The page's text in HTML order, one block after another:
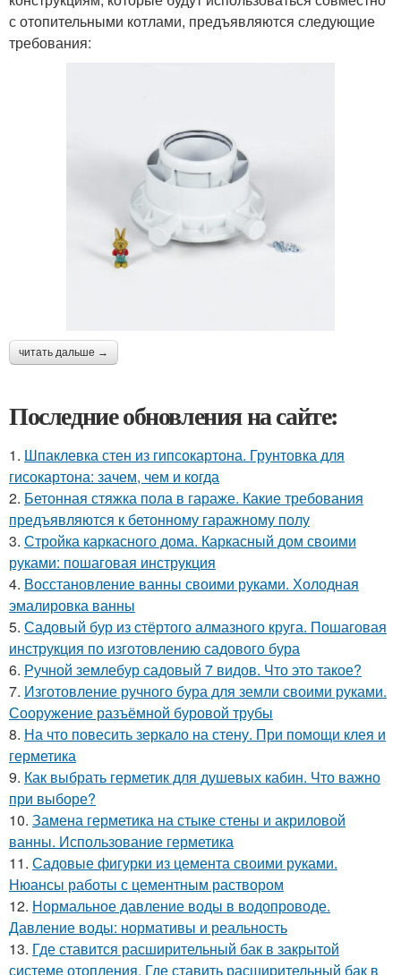
с отопительными котлами, предъявляются следующие
требования:
читать дальше →
Последние обновления на сайте:
1. Шпаклевка стен из гипсокартона. Грунтовка для
гисокартона: зачем, чем и когда
2. Бетонная стяжка пола в гараже. Какие требования
предъявляются к бетонному гаражному полу
3. Стройка каркасного дома. Каркасный дом своими
руками: пошаговая инструкция
4. Восстановление ванны своими руками. Холодная
эмалировка ванны
5. Садовый бур из стёртого алмазного круга. Пошаговая
инструкция по изготовлению садового бура
6. Ручной землебур садовый 7 видов. Что это такое?
7. Изготовление ручного бура для земли своими руками.
Сооружение разъёмной буровой трубы
8. На что повесить зеркало на стену. При помощи клея и
герметика
9. Как выбрать герметик для душевых кабин. Что важно
при выборе?
10. Замена герметика на стыке стены и акриловой
ванны. Использование герметика
11. Садовые фигурки из цемента своими руками.
Нюансы работы с цементным раствором
12. Нормальное давление воды в водопроводе.
Давление воды: нормативы и реальность
13. Где ставится расширительный бак в закрытой
системе отопления. Где ставить расширительный бак в